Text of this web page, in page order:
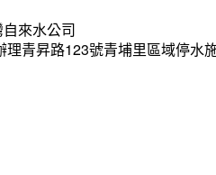
來水公司
理青昇路123號青埔里區域停水